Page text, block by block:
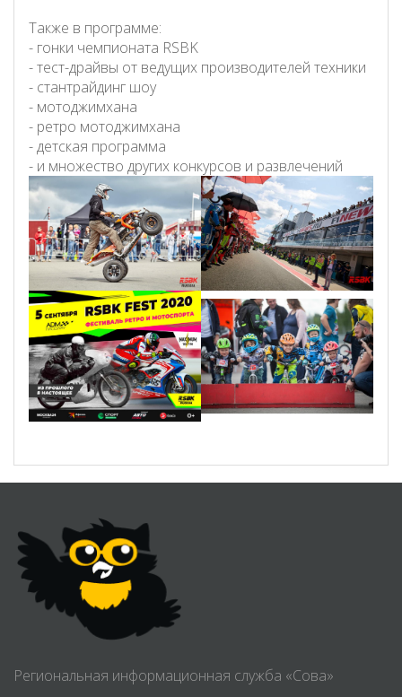
Также в программе:
- гонки чемпионата RSBK
- тест-драйвы от ведущих производителей техники
- стантрайдинг шоу
- мотоджимхана
- ретро мотоджимхана
- детская программа
- и множество других конкурсов и развлечений
Региональная информационная служба «Сова»